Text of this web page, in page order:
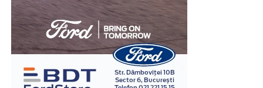
Vestiarele metalice cu uși scurte permit creșterea
numărului de utilizatori fără a ocupa spațiu suplimentar
pe podea. Același corp de mobilier poate înlocui două
sau chiar mai multe vestiare clasice, ceea ce lasă mai
mult loc pentru circulație și facilitează organizarea
întregii încăperi.